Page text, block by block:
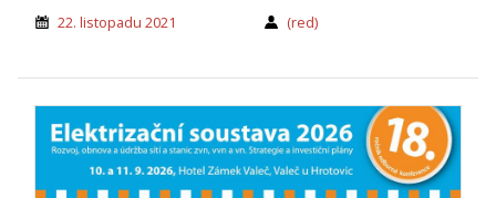
22. listopadu 2021 (red)